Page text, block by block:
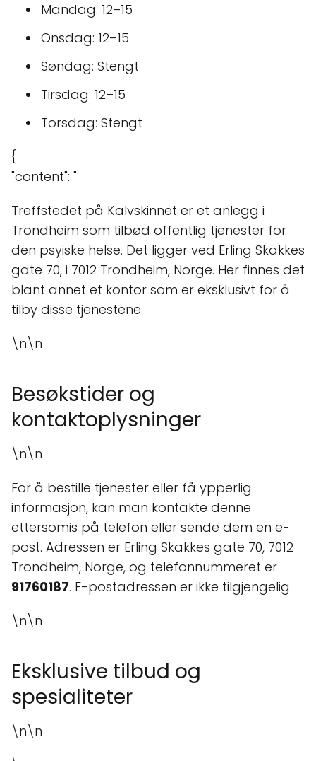
Mandag: 12–15
Onsdag: 12–15
Søndag: Stengt
Tirsdag: 12–15
Torsdag: Stengt
{
"content": "
Treffstedet på Kalvskinnet er et anlegg i
Trondheim som tilbød offentlig tjenester for
den psyiske helse. Det ligger ved Erling Skakkes
gate 70, i 7012 Trondheim, Norge. Her finnes det
blant annet et kontor som er eksklusivt for å
tilby disse tjenestene.
\n\n
Besøkstider og
kontaktoplysninger
\n\n
For å bestille tjenester eller få ypperlig
informasjon, kan man kontakte denne
ettersomis på telefon eller sende dem en e-
post. Adressen er Erling Skakkes gate 70, 7012
Trondheim, Norge, og telefonnummeret er
91760187. E-postadressen er ikke tilgjengelig.
\n\n
Eksklusive tilbud og
spesialiteter
\n\n